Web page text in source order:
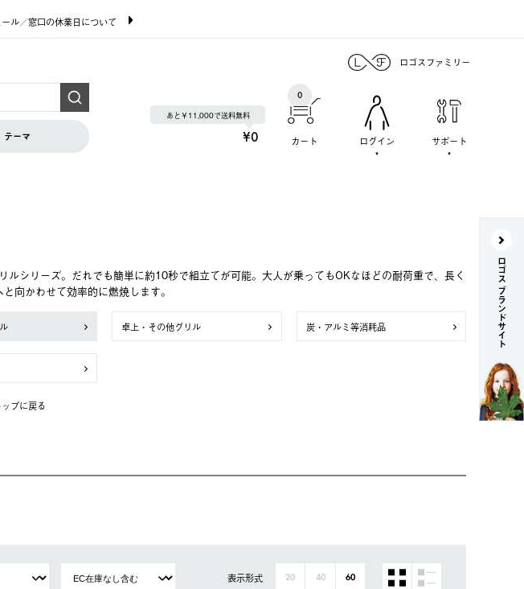
ル／窓口の休業日について
ロゴスファミリー
テーマ
あと￥11,000で送料無料
¥0 カート
0
ログイン サポート
シリーズ。だれでも簡単に約10秒で組立てが可能。大人が乗ってもOKなほどの耐荷重で、長く
向かわせて効率的に燃焼します。
卓上・その他グリル 炭・アルミ等消耗品
プに戻る
表示形式 20 40 60
ロゴス ブランドサイト